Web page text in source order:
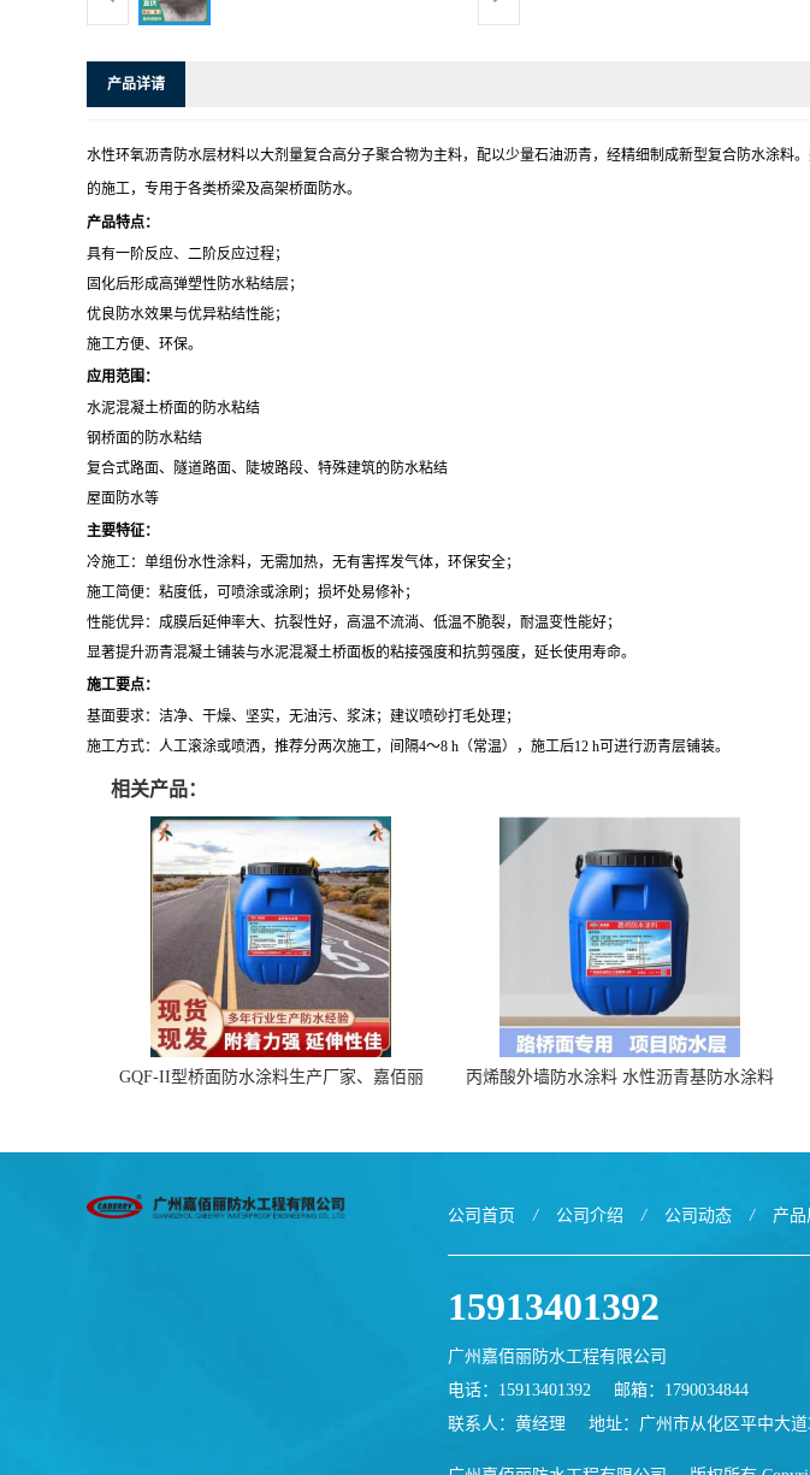
产品详请
水性环氧沥青防水层材料以大剂量复合高分子聚合物为主料，配以少量石油沥青，经精细制成新型复合防水涂
的施工，专用于各类桥梁及高架桥面防水。
产品特点：
具有一阶反应、二阶反应过程；
固化后形成高弹塑性防水粘结层；
优良防水效果与优异粘结性能；
施工方便、环保。
应用范围：
水泥混凝土桥面的防水粘结
钢桥面的防水粘结
复合式路面、隧道路面、陡坡路段、特殊建筑的防水粘结
屋面防水等
主要特征：
冷施工：单组份水性涂料，无需加热，无有害挥发气体，环保安全；
施工简便：粘度低，可喷涂或涂刷；损坏处易修补；
性能优异：成膜后延伸率大、抗裂性好，高温不流淌、低温不脆裂，耐温变性能好；
显著提升沥青混凝土铺装与水泥混凝土桥面板的粘接强度和抗剪强度，延长使用寿命。
施工要点：
基面要求：洁净、干燥、坚实，无油污、浆沫；建议喷砂打毛处理；
施工方式：人工滚涂或喷洒，推荐分两次施工，间隔4～8 h（常温），施工后12 h可进行沥青层铺装。
相关产品：
GQF-II型桥面防水涂料生产厂家、嘉佰丽
丙烯酸外墙防水涂料 水性沥青基防水涂料
公司首页 / 公司介绍 / 公司动态 / 产品
15913401392
广州嘉佰丽防水工程有限公司
电话：15913401392
邮箱： 1790034844
联系人：黄经理
地址：广州市从化区平中大道